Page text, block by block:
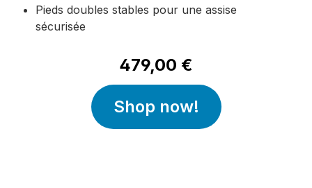
Pieds doubles stables pour une assise
sécurisée
479,00 €
Shop now!